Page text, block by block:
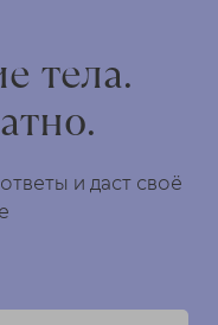
тела.
и даст своё